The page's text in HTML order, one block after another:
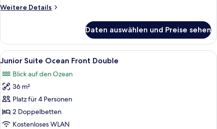
anzeigen
Weitere Details
Weitere
Suite
Ocean
View
Daten auswählen und Preise sehen
Alle
Fotos
für
Junior
Suite
Ocean
Front
Ein Hotelzimmer mit zwei Betten,
3
Junior Suite Ocean Front Double
Blick auf den Ozean
36 m²
Platz für 4 Personen
2 Doppelbetten
Kostenloses WLAN